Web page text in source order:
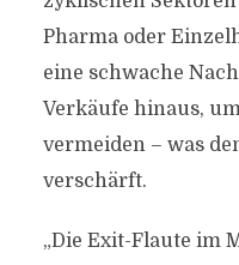
Pharma oder
eine schwache
Verkäufe hinaus,
vermeiden – was
verschärft.
„Die Exit-Flaute im